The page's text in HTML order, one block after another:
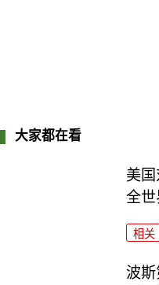
大家都在看
美国
全世
相关
波